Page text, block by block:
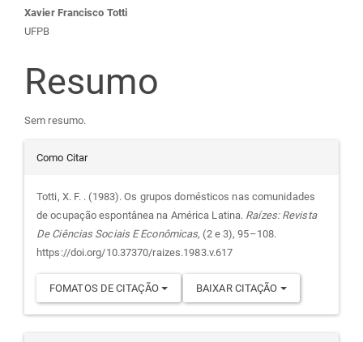
Conteúdo
do
artigo
principal
Xavier Francisco Totti
UFPB
Resumo
Sem resumo.
Detalhes
do
artigo
Como Citar
Totti, X. F. . (1983). Os grupos domésticos nas comunidades
de ocupação espontânea na América Latina. Raízes: Revista
De Ciências Sociais E Econômicas, (2 e 3), 95–108.
https://doi.org/10.37370/raizes.1983.v.617
FOMATOS DE CITAÇÃO BAIXAR CITAÇÃO